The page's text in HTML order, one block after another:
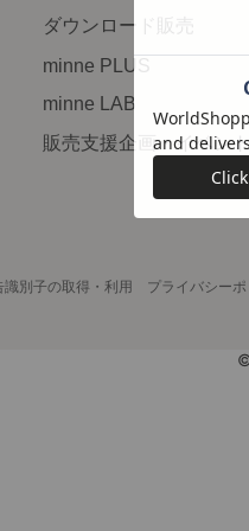
ダウンロード販売
minne PLUS
minne LAB
販売支援企画・イベント
識別子の取得・利用 プライバシー